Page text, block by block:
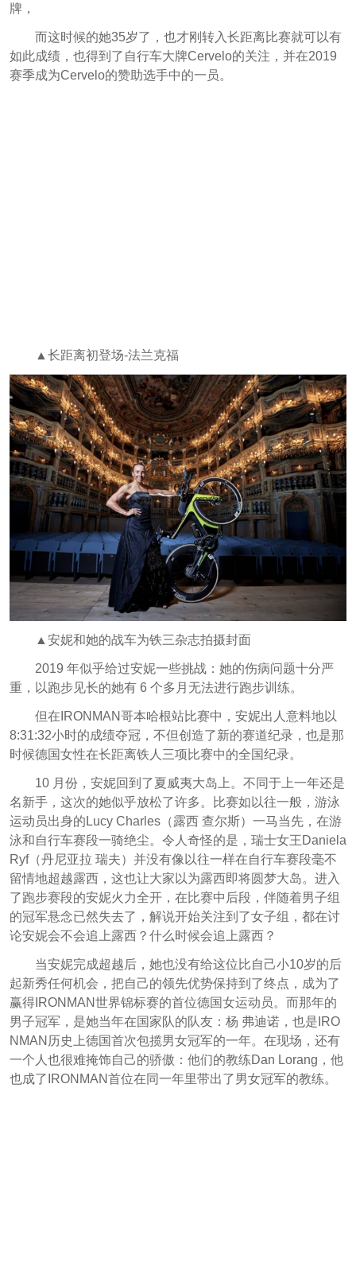
牌，
而这时候的她35岁了，也才刚转入长距离比赛就可以有
如此成绩，也得到了自行车大牌Cervelo的关注，并在2019
赛季成为Cervelo的赞助选手中的一员。
▲长距离初登场-法兰克福
▲安妮和她的战车为铁三杂志拍摄封面
2019 年似乎给过安妮一些挑战：她的伤病问题十分严
重，以跑步见长的她有 6 个多月无法进行跑步训练。
但在IRONMAN哥本哈根站比赛中，安妮出人意料地以
8:31:32小时的成绩夺冠，不但创造了新的赛道纪录，也是那
时候德国女性在长距离铁人三项比赛中的全国纪录。
10 月份，安妮回到了夏威夷大岛上。不同于上一年还是
名新手，这次的她似乎放松了许多。比赛如以往一般，游泳
运动员出身的Lucy Charles（露西 查尔斯）一马当先，在游
泳和自行车赛段一骑绝尘。令人奇怪的是，瑞士女王Daniela
Ryf（丹尼亚拉 瑞夫）并没有像以往一样在自行车赛段毫不
留情地超越露西，这也让大家以为露西即将圆梦大岛。进入
了跑步赛段的安妮火力全开，在比赛中后段，伴随着男子组
的冠军悬念已然失去了，解说开始关注到了女子组，都在讨
论安妮会不会追上露西？什么时候会追上露西？
当安妮完成超越后，她也没有给这位比自己小10岁的后
起新秀任何机会，把自己的领先优势保持到了终点，成为了
赢得IRONMAN世界锦标赛的首位德国女运动员。而那年的
男子冠军，是她当年在国家队的队友：杨 弗迪诺，也是IRO
NMAN历史上德国首次包揽男女冠军的一年。在现场，还有
一个人也很难掩饰自己的骄傲：他们的教练Dan Lorang，他
也成了IRONMAN首位在同一年里带出了男女冠军的教练。